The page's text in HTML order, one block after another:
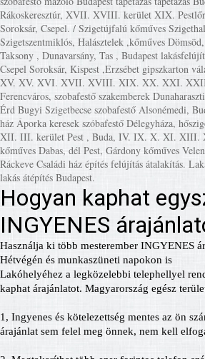
Rákoskeresztúr, XVII. XVIII. kerület XIX.
Soroksár, Csepel. / Szigetújfalú kőműves
Szigetszentmiklós, Halásztelek ,kőműves
Taksony , Dunavarsány, Tas , Budapest
Csepel Soroksár, Kispest ,Erzsébet gipszkarton
XV. XV. XVI. XVII. XVIII. XIX. XX. XXI.
Ferencváros, szobafestő szakemberek
Érd Bugyi Szigetbecse szobafestő Alsonémedi,
ház Áporka keresek szóbafestő Délegyháza,
XII. III. kerület Pest , Buda, IV. IX. X. XI. XIII.
kőműves Dabas, dél Pest, Gárdony kőműves
Ráckeve Családi ház építés felújítás átalakítás.
lakás átépítés Budapest.